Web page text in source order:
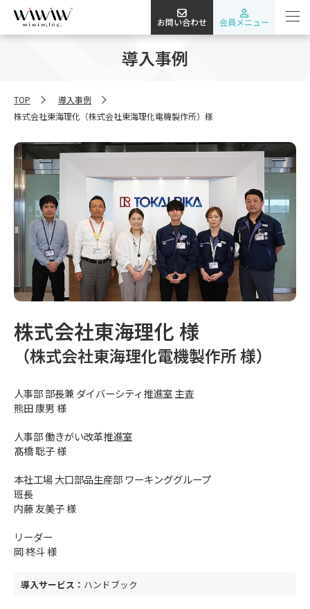
お問い合わせ 会員メニュー
導入事例
TOP
導入事例
株式会社東海理化（株式会社東海理化電機製作所）様
株式会社東海理化 様
（株式会社東海理化電機製作所 様）
人事部 部長兼 ダイバーシティ推進室 主査
熊田 康男 様
人事部 働きがい改革推進室
髙橋 聡子 様
本社工場 大口部品生産部 ワーキンググループ
班長
内藤 友美子 様
リーダー
岡 柊斗 様
ハンドブック